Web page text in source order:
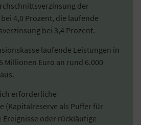
der
4,0 Prozent, die laufende
bei 3,4 Prozent.
laufende Leistungen in
Millionen Euro an rund 6.000
erforderliche
(Kapitalreserve als Puffer für
oder rückläufige